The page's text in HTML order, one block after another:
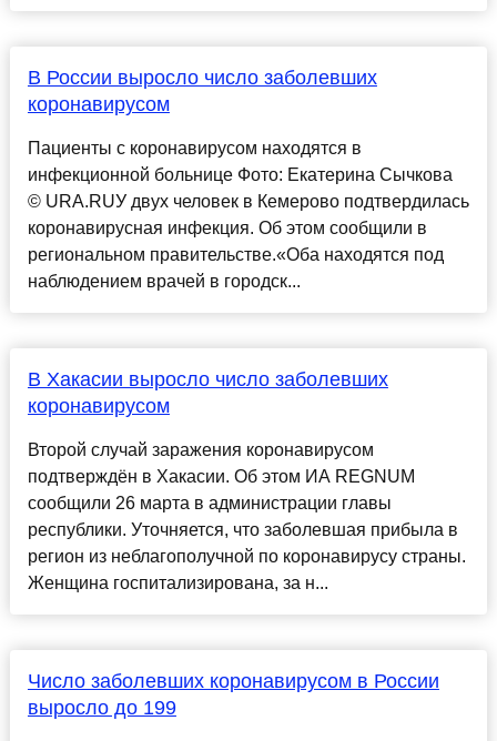
В России выросло число заболевших
коронавирусом
Пациенты с коронавирусом находятся в
инфекционной больнице Фото: Екатерина Сычкова
© URA.RUУ двух человек в Кемерово подтвердилась
коронавирусная инфекция. Об этом сообщили в
региональном правительстве.«Оба находятся под
наблюдением врачей в городск...
В Хакасии выросло число заболевших
коронавирусом
Второй случай заражения коронавирусом
подтверждён в Хакасии. Об этом ИА REGNUM
сообщили 26 марта в администрации главы
республики. Уточняется, что заболевшая прибыла в
регион из неблагополучной по коронавирусу страны.
Женщина госпитализирована, за н...
Число заболевших коронавирусом в России
выросло до 199